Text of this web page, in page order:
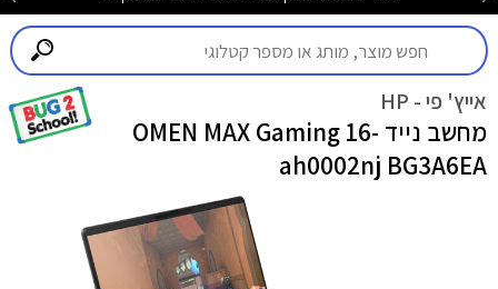
אייץ' פי - HP
מחשב נייד OMEN MAX Gaming 16-
ah0002nj BG3A6EA